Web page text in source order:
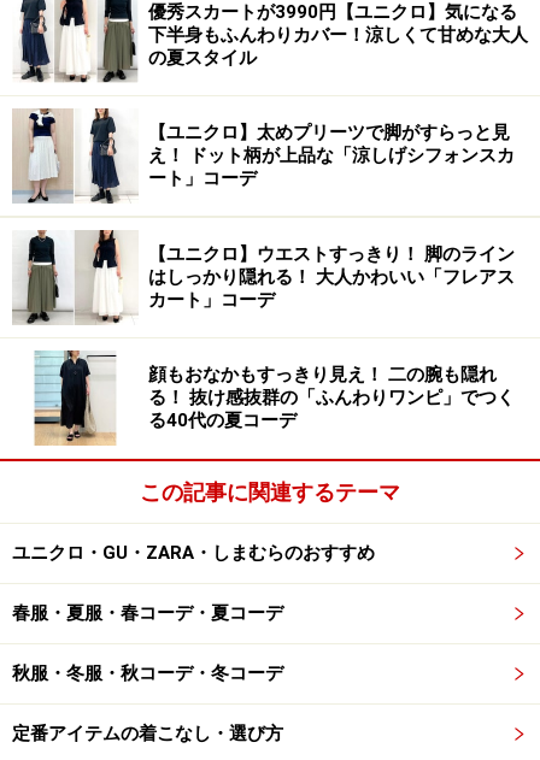
ボトムスにはキャミソールと同じブラックのGU「ドレー
プワイドパンツ」を合わせて、スタイリッシュにまとめ
るのがおすすめです。
トレンドを大人っぽく取り入れた「レースキャミソー
ル」コーデ、ぜひ参考にしてみてくださいね。
大人の女性が取り入れやすい！GUの甘めアイテム3選
【関連記事】
【GU】2990円以下の「大人かわいいトレンドアイテム」
でつくる！40代のほんのり甘め初夏コーデ3選
【編集部おすすめの購入サイト】
Amazonで人気のレディースファッションをチェッ
ク！
優秀スカートが3990円【ユニクロ】気になる
下半身もふんわりカバー！涼しくて甘めな大人
の夏スタイル
【ユニクロ】太めプリーツで脚がすらっと見
え！ ドット柄が上品な「涼しげシフォンスカ
ート」コーデ
【ユニクロ】ウエストすっきり！ 脚のライン
はしっかり隠れる！ 大人かわいい「フレアス
カート」コーデ
顔もおなかもすっきり見え！ 二の腕も隠れ
る！ 抜け感抜群の「ふんわりワンピ」でつく
る40代の夏コーデ
この記事に関連するテーマ
ユニクロ・GU・ZARA・しまむらのおすすめ
春服・夏服・春コーデ・夏コーデ
秋服・冬服・秋コーデ・冬コーデ
定番アイテムの着こなし・選び方